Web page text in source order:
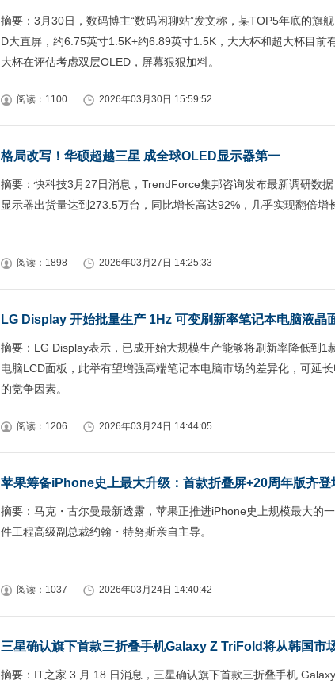
摘要：3月30日，数码博主“数码闲聊站”发文称，某TOP5年底的旗
D大直屏，约6.75英寸1.5K+约6.89英寸1.5K，大大杯和超大杯目前
大杯在评估考虑双层OLED，屏幕狠狠加料。
阅读：1100 2026年03月30日 15:59:52
格局改写！华硕超越三星 成全球OLED显示器第一
摘要：快科技3月27日消息，TrendForce集邦咨询发布最新调研数
显示器出货量达到273.5万台，同比增长高达92%，几乎实现翻倍增
阅读：1898 2026年03月27日 14:25:33
LG Display 开始批量生产 1Hz 可变刷新率笔记本电脑液晶
摘要：LG Display表示，已成开始大规模生产能够将刷新率降低到1
电脑LCD面板，此举有望增强高端笔记本电脑市场的差异化，可延
的竞争因素。
阅读：1206 2026年03月24日 14:44:05
苹果筹备iPhone史上最大升级：首款折叠屏+20周年版齐登
摘要：马克・古尔曼最新透露，苹果正推进iPhone史上规模最大的
件工程高级副总裁约翰・特努斯亲自主导。
阅读：1037 2026年03月24日 14:40:42
三星确认旗下首款三折叠手机Galaxy Z TriFold将从韩国市
摘要：IT之家 3 月 18 日消息，三星确认旗下首款三折叠手机